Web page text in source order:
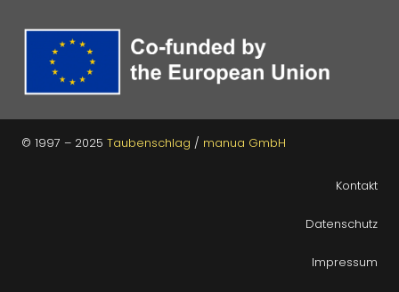
© 1997 – 2025 Taubenschlag / manua GmbH
Kontakt
Datenschutz
Impressum